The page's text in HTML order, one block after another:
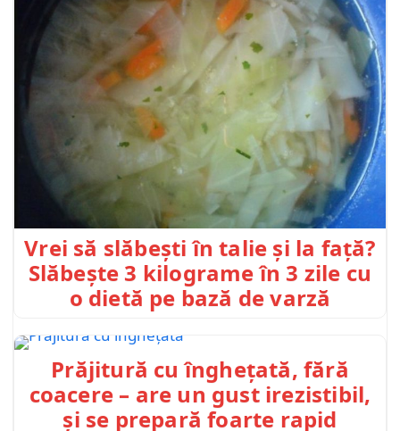
Vrei să slăbești în talie și la față?
Slăbește 3 kilograme în 3 zile cu
o dietă pe bază de varză
Prăjitură cu înghețată, fără
coacere – are un gust irezistibil,
și se prepară foarte rapid